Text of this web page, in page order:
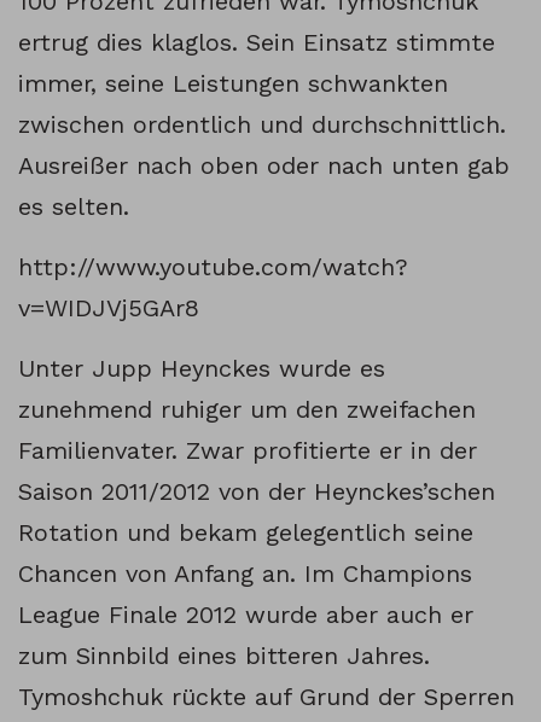
ertrug dies klaglos. Sein Einsatz stimmte
immer, seine Leistungen schwankten
zwischen ordentlich und durchschnittlich.
Ausreißer nach oben oder nach unten gab
es selten.
http://www.youtube.com/watch?
v=WIDJVj5GAr8
Unter Jupp Heynckes wurde es
zunehmend ruhiger um den zweifachen
Familienvater. Zwar profitierte er in der
Saison 2011/2012 von der Heynckes’schen
Rotation und bekam gelegentlich seine
Chancen von Anfang an. Im Champions
League Finale 2012 wurde aber auch er
zum Sinnbild eines bitteren Jahres.
Tymoshchuk rückte auf Grund der Sperren